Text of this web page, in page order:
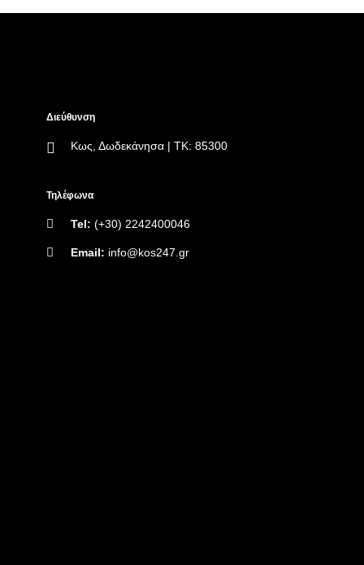
Διεύθυνση
Κως, Δωδεκάνησα | ΤΚ: 85300
Τηλέφωνα
Tel: (+30) 2242400046
Email: info@kos247.gr